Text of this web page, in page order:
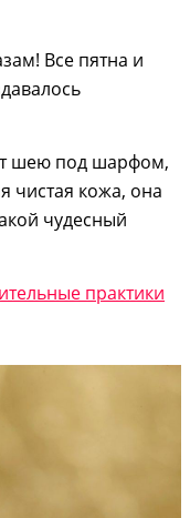
Все пятна и
шею под шарфом,
чистая кожа, она
чудесный
практики